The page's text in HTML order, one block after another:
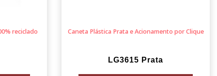
reciclado Caneta Plástica Prata e Acionamento por Clique
LG3615 Prata